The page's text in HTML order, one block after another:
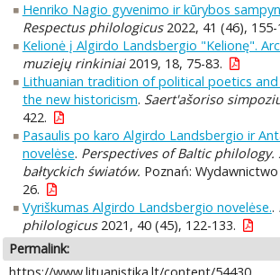
Henriko Nagio gyvenimo ir kūrybos
Respectus philologicus2022, 41 (46), 155-
Kelionė į Algirdo Landsbergio "Kelionę".
muziejų rinkiniai2019, 18, 75-83.
Lithuanian tradition of political poetics
the new historicism. Saert'ašoriso
422.
Pasaulis po karo Algirdo Landsbergio ir
novelėse. Perspectives of Baltic philology.
bałtyckich światów. Poznań: Wydawnictwo
26.
Vyriškumas Algirdo Landsbergio novelėse..
philologicus2021, 40 (45), 122-133.
Permalink: